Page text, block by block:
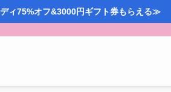
ディ75%オフ&3000円ギフト券もらえる≫